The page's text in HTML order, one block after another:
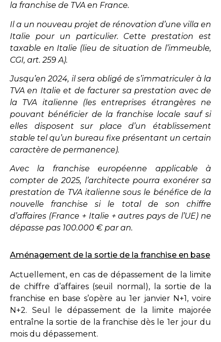
la franchise de TVA en France.
Il a un nouveau projet de rénovation d’une villa en
Italie pour un particulier. Cette prestation est
taxable en Italie (lieu de situation de l’immeuble,
CGI, art. 259 A).
Jusqu’en 2024, il sera obligé de s’immatriculer à la
TVA en Italie et de facturer sa prestation avec de
la TVA italienne (les entreprises étrangères ne
pouvant bénéficier de la franchise locale sauf si
elles disposent sur place d’un établissement
stable tel qu’un bureau fixe présentant un certain
caractère de permanence).
Avec la franchise européenne applicable à
compter de 2025, l’architecte pourra exonérer sa
prestation de TVA italienne sous le bénéfice de la
nouvelle franchise si le total de son chiffre
d’affaires (France + Italie + autres pays de l’UE) ne
dépasse pas 100.000 € par an.
Aménagement de la sortie de la franchise en base
Actuellement, en cas de dépassement de la limite
de chiffre d’affaires (seuil normal), la sortie de la
franchise en base s’opère au 1er janvier N+1, voire
N+2. Seul le dépassement de la limite majorée
entraîne la sortie de la franchise dès le 1er jour du
mois du dépassement.